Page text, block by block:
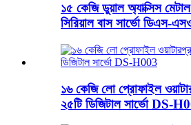
১৫ কেজি ডুয়াল অ্যাক্সিস
সিরিয়াল বাস সার্ভো ডিএস-
১৬ কেজি লো প্রোফাইল
২৫টি ডিজিটাল সার্ভো DS-